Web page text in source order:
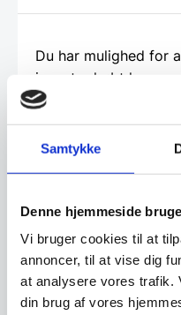
Samtykke
Denne hjemmeside
Vi bruger cookies til at
annoncer, til at vise dig
at analysere vores trafik.
din brug af vores
Du har mulighed for
inventar købt hos
gå ind på den del af
udfylde en
bruge dine penge
drømt om, men som
skulle betale den
økonomisk
over vi finder det en